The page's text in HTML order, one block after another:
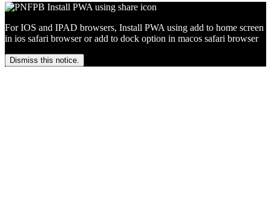
For IOS and IPAD browsers, Install PWA using add to home screen
in ios safari browser or add to dock option in macos safari browser
Dismiss this notice.